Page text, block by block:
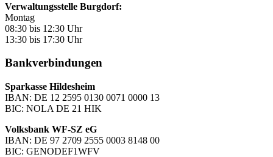
Verwaltungsstelle Burgdorf:
Montag
08:30 bis 12:30 Uhr
13:30 bis 17:30 Uhr
Bankverbindungen
Sparkasse Hildesheim
IBAN: DE 12 2595 0130 0071 0000 13
BIC: NOLA DE 21 HIK
Volksbank WF-SZ eG
IBAN: DE 97 2709 2555 0003 8148 00
BIC: GENODEF1WFV